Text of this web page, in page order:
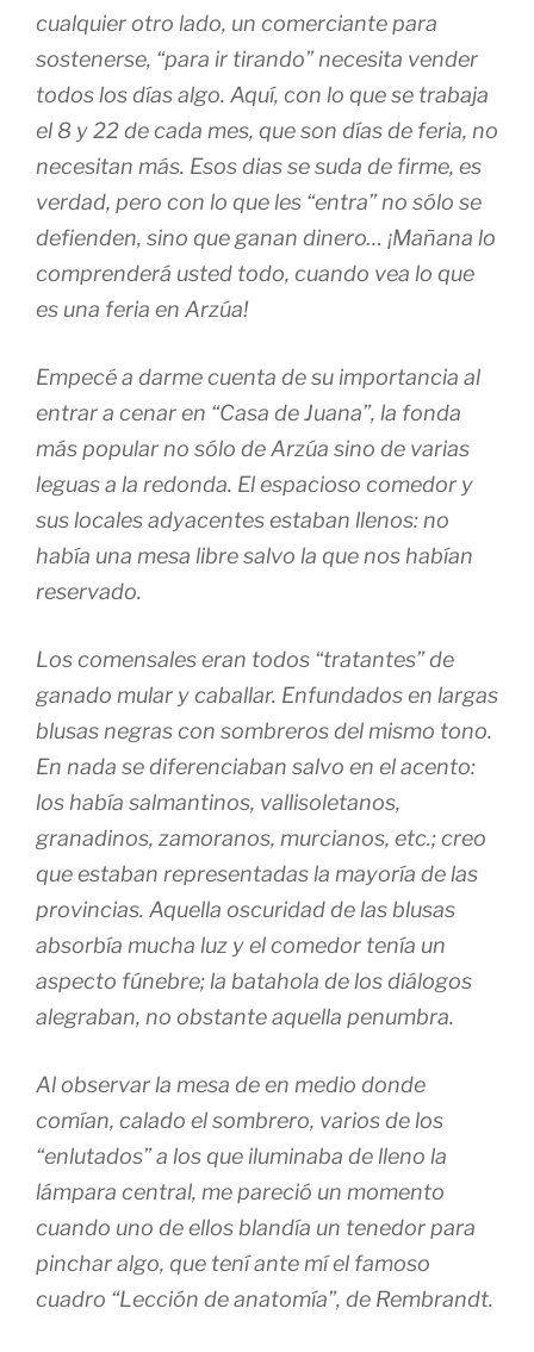
cualquier otro lado, un comerciante para
sostenerse, “para ir tirando” necesita vender
todos los días algo. Aquí, con lo que se trabaja
el 8 y 22 de cada mes, que son días de feria, no
necesitan más. Esos dias se suda de firme, es
verdad, pero con lo que les “entra” no sólo se
defienden, sino que ganan dinero… ¡Mañana lo
comprenderá usted todo, cuando vea lo que
es una feria en Arzúa!
Empecé a darme cuenta de su importancia al
entrar a cenar en “Casa de Juana”, la fonda
más popular no sólo de Arzúa sino de varias
leguas a la redonda. El espacioso comedor y
sus locales adyacentes estaban llenos: no
había una mesa libre salvo la que nos habían
reservado.
Los comensales eran todos “tratantes” de
ganado mular y caballar. Enfundados en largas
blusas negras con sombreros del mismo tono.
En nada se diferenciaban salvo en el acento:
los había salmantinos, vallisoletanos,
granadinos, zamoranos, murcianos, etc.; creo
que estaban representadas la mayoría de las
provincias. Aquella oscuridad de las blusas
absorbía mucha luz y el comedor tenía un
aspecto fúnebre; la batahola de los diálogos
alegraban, no obstante aquella penumbra.
Al observar la mesa de en medio donde
comían, calado el sombrero, varios de los
“enlutados” a los que iluminaba de lleno la
lámpara central, me pareció un momento
cuando uno de ellos blandía un tenedor para
pinchar algo, que tení ante mí el famoso
cuadro “Lección de anatomía”, de Rembrandt.